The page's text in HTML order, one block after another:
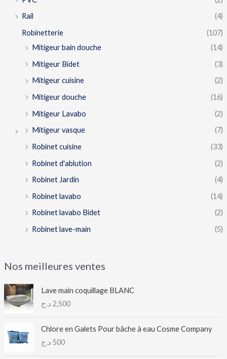
Rail
(4)
Robinetterie
(107)
Mitigeur bain douche
(14)
Mitigeur Bidet
(3)
Mitigeur cuisine
(2)
Mitigeur douche
(16)
Mitigeur Lavabo
(2)
Mitigeur vasque
(7)
Robinet cuisine
(33)
Robinet d'ablution
(2)
Robinet Jardin
(4)
Robinet lavabo
(14)
Robinet lavabo Bidet
(2)
Robinet lave-main
(5)
Nos meilleures ventes
Lave main coquillage BLANC
2,500 د.ج
Chlore en Galets Pour bâche à eau Cosme Company
500 د.ج